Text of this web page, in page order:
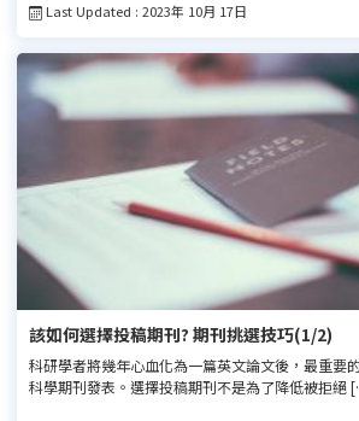
Last Updated : 2023年 10月 17日
該如何選擇投稿期刊? 期刊挑選技巧(1/2)
科研學者將幾年心血化為一篇英文論文後，最重要
科學期刊發表。選擇投稿期刊不是為了降低被拒絕